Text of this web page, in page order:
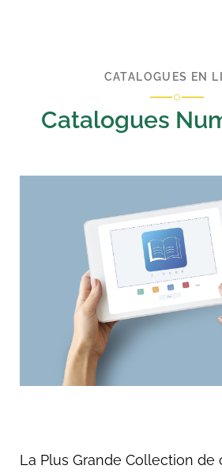
CATALOGUES EN
Catalogues
La Plus Grande Collection de